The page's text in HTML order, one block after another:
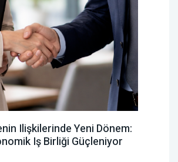
Ilişkilerinde Yeni Dönem:
Iş Birliği Güçleniyor